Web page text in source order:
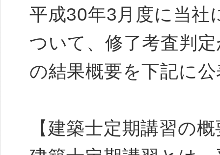
平成30年3月度に当社
ついて、修了考査判
の結果概要を下記に
【建築士定期講習の